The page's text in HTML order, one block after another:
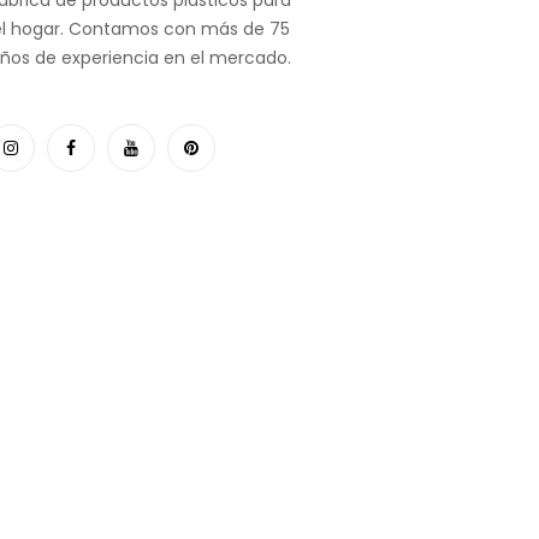
hogar. Contamos con más de 75
de experiencia en el mercado.